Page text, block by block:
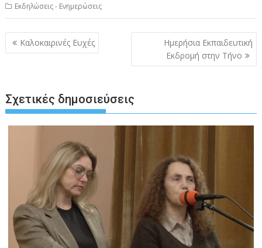
Εκδηλώσεις - Ενημερώσεις
Πλοήγηση
άρθρων
Καλοκαιρινές Ευχές
Ημερήσια Εκπαιδευτική
Εκδρομή στην Τήνο
Σχετικές δημοσιεύσεις